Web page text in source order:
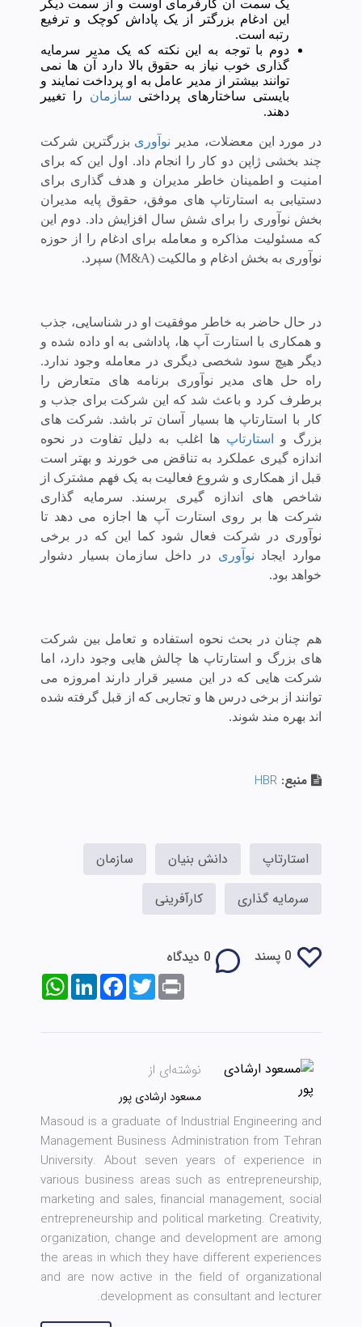
یک سمت آن کارفرمای اوست و از سمت دیگر
این ادغام بزرگتر از یک پاداش کوچک و ترفیع
رتبه است.
دوم با توجه به این نکته که یک مدیر سرمایه
گذاری خوب نیاز به حقوق بالا دارد آن ها نمی
توانند بیشتر از مدیر عامل به او پرداخت نمایند و
بایستی ساختارهای پرداختی سازمان را تغییر
دهند.
در مورد این معضلات، مدیر نوآوری بزرگترین شرکت
چند بخشی ژاپن دو کار را انجام داد. اول این که برای
امنیت و اطمینان خاطر مدیران و هدف گذاری برای
دستیابی به استارتاپ های موفق، حقوق پایه مدیران
بخش نوآوری را برای شش سال افزایش داد. دوم این
که مسئولیت مذاکره و معامله برای ادغام را از حوزه
نوآوری به بخش ادغام و مالکیت (M&A) سپرد.
در حال حاضر به خاطر موفقیت او در شناسایی، جذب
و همکاری با استارت آپ ها، پاداشی به او داده شده و
دیگر هیچ سود شخصی دیگری در معامله وجود ندارد.
راه حل های مدیر نوآوری برنامه های متعارض را
برطرف کرد و باعث شد که این شرکت برای جذب و
کار با استارتاپ ها بسیار آسان تر باشد. شرکت های
بزرگ و
استارتاپها اغلب به دلیل تفاوت در نحوه
اندازه گیری عملکرد به تناقض می خورند و بهتر است
قبل از همکاری و شروع فعالیت به یک فهم مشترک از
شاخص های اندازه گیری برسند. سرمایه گذاری
شرکت ها بر روی استارت آپ ها اجازه می دهد تا
نوآوری در شرکت فعال شود کما این که در برخی
موارد ایجاد نوآوریدر داخل سازمان بسیار دشوار
خواهد بود.
هم چنان در بحث نحوه استفاده و تعامل بین شرکت
های بزرگ و استارتاپ ها چالش هایی وجود دارد، اما
شرکت هایی که در این مسیر قرار دارند امروزه می
توانند از برخی درس ها و تجاربی که از قبل گرفته شده
اند بهره مند شوند.
منبع: HBR
استارتاپ دانش بنیان
سازمان
سرمایه گذاری
کارآفرینی
0 پسند
0 دیدگاه
WhatsAppLinkedInFacebookTwitterPrint
نوشته‌ای از
مسعود ارشادی پور
Masoud is a graduate of Industrial Engineering and
Management Business Administration from Tehran
University. About seven years of experience in
various business areas such as entrepreneurship,
marketing and sales, financial management, social
entrepreneurship and political marketing. Creativity,
organization, change and development are among
the areas in which they have different experiences
and are now active in the field of organizational
development as consultant and lecturer.